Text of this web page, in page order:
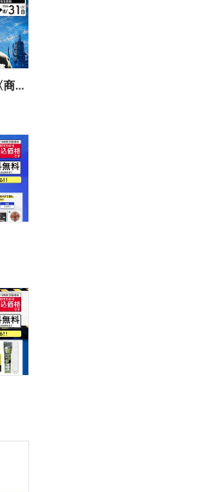
現場の暑熱対策・安全対策特集〈商品一例〉